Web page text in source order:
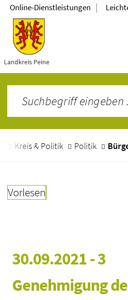
Landkreis Peine
Online-Dienstleistungen |
Kreis & Politik Politik
Vorlesen
30.09.2021 - 3
Genehmigung